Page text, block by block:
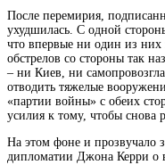
После перемирия,
ухудшилась. С одной
что впервые ни один из
обстрелов со стороны так
– ни Киев, ни
отводить тяжелые
«партии войны» с обеих
усилия к тому, чтобы снова
На этом фоне и прозвучало
дипломатии Джона Керри о